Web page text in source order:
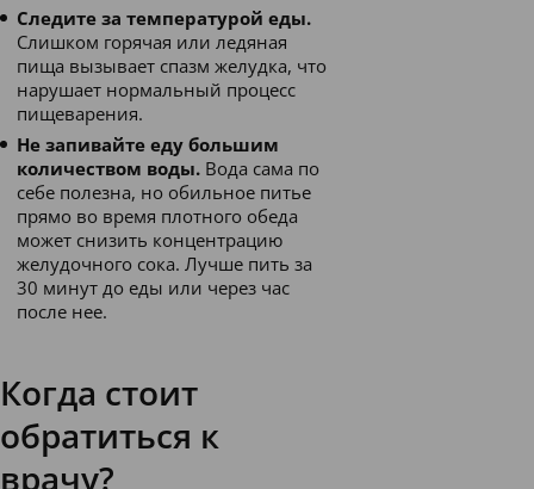
Следите за температурой еды.
Слишком горячая или ледяная
пища вызывает спазм желудка, что
нарушает нормальный процесс
пищеварения.
Не запивайте еду большим
количеством воды. Вода сама по
себе полезна, но обильное питье
прямо во время плотного обеда
может снизить концентрацию
желудочного сока. Лучше пить за
30 минут до еды или через час
после нее.
Когда стоит
обратиться к
врачу?